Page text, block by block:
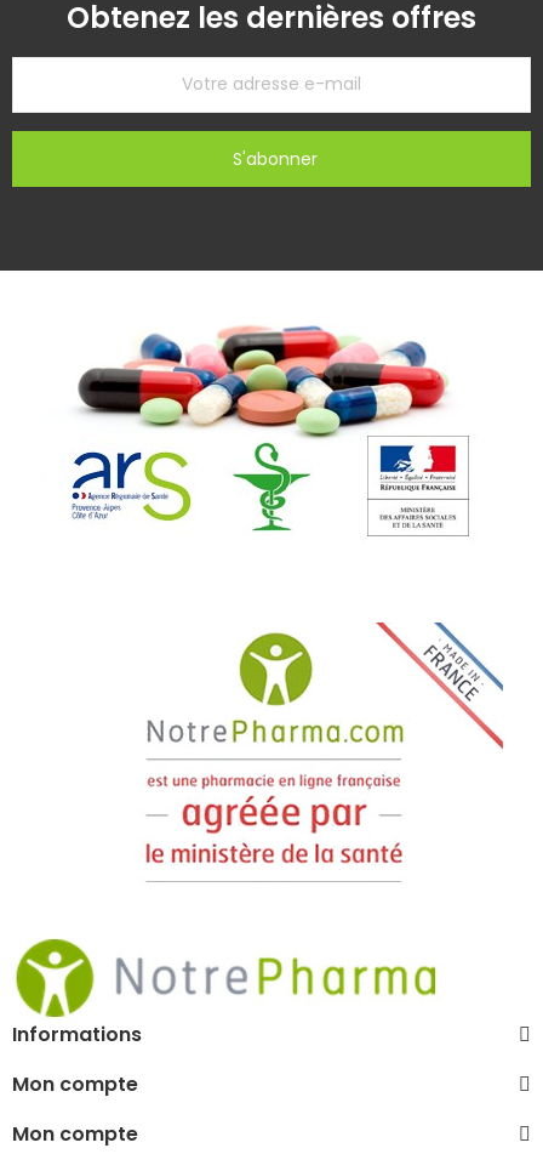
Obtenez les dernières offres
S'abonner
Informations
Mon compte
Mon compte